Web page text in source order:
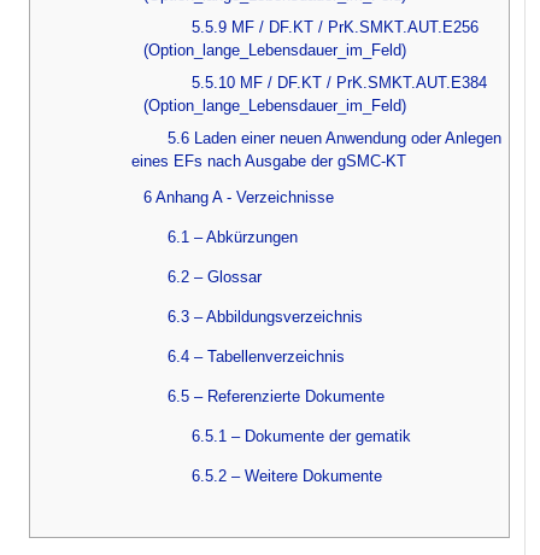
5.5.9 MF / DF.KT / PrK.SMKT.AUT.E256
(Option_lange_Lebensdauer_im_Feld)
5.5.10 MF / DF.KT / PrK.SMKT.AUT.E384
(Option_lange_Lebensdauer_im_Feld)
5.6 Laden einer neuen Anwendung oder Anlegen
eines EFs nach Ausgabe der gSMC-KT
6 Anhang A - Verzeichnisse
6.1 – Abkürzungen
6.2 – Glossar
6.3 – Abbildungsverzeichnis
6.4 – Tabellenverzeichnis
6.5 – Referenzierte Dokumente
6.5.1 – Dokumente der gematik
6.5.2 – Weitere Dokumente